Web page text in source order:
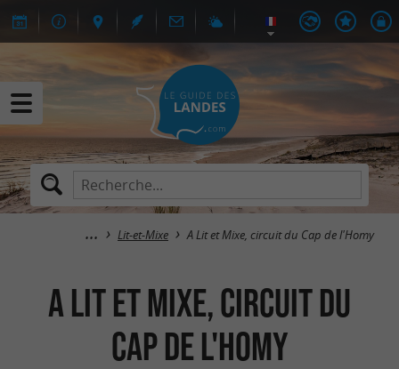
Lit-et-Mixe A Lit et Mixe, circuit du Cap de l'Homy
A Lit et Mixe, circuit du
Cap de l'Homy